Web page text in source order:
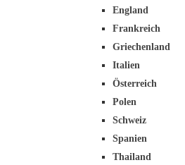
England
Frankreich
Griechenland
Italien
Österreich
Polen
Schweiz
Spanien
Thailand